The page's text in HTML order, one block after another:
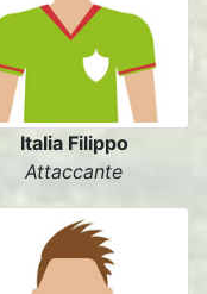
Italia Filippo
Attaccante